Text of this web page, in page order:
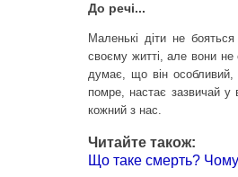
До речі...
Маленькі діти не
своєму житті, але вони
думає, що він особливий,
помре, настає зазвичай у
кожний з нас.
Читайте також:
Що таке смерть?